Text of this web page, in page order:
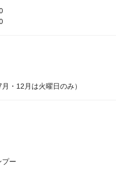
・12月は火曜日のみ）
プー